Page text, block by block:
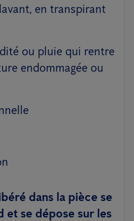
en transpirant
ou pluie qui rentre
endommagée ou
dans la pièce se
et se dépose sur les